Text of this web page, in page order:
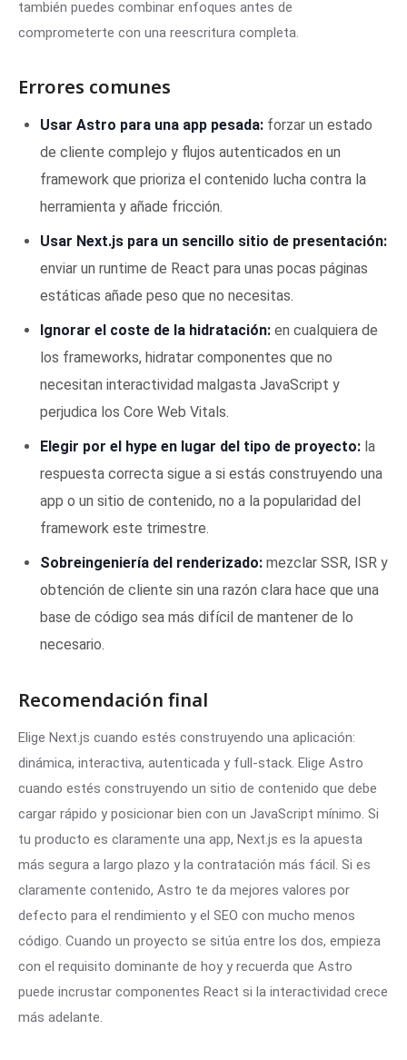
también puedes combinar enfoques antes de
comprometerte con una reescritura completa.
Errores comunes
Usar Astro para una app pesada: forzar un estado
de cliente complejo y flujos autenticados en un
framework que prioriza el contenido lucha contra la
herramienta y añade fricción.
Usar Next.js para un sencillo sitio de presentación:
enviar un runtime de React para unas pocas páginas
estáticas añade peso que no necesitas.
Ignorar el coste de la hidratación: en cualquiera de
los frameworks, hidratar componentes que no
necesitan interactividad malgasta JavaScript y
perjudica los Core Web Vitals.
Elegir por el hype en lugar del tipo de proyecto: la
respuesta correcta sigue a si estás construyendo una
app o un sitio de contenido, no a la popularidad del
framework este trimestre.
Sobreingeniería del renderizado: mezclar SSR, ISR y
obtención de cliente sin una razón clara hace que una
base de código sea más difícil de mantener de lo
necesario.
Recomendación final
Elige Next.js cuando estés construyendo una aplicación:
dinámica, interactiva, autenticada y full-stack. Elige Astro
cuando estés construyendo un sitio de contenido que debe
cargar rápido y posicionar bien con un JavaScript mínimo. Si
tu producto es claramente una app, Next.js es la apuesta
más segura a largo plazo y la contratación más fácil. Si es
claramente contenido, Astro te da mejores valores por
defecto para el rendimiento y el SEO con mucho menos
código. Cuando un proyecto se sitúa entre los dos, empieza
con el requisito dominante de hoy y recuerda que Astro
puede incrustar componentes React si la interactividad crece
más adelante.